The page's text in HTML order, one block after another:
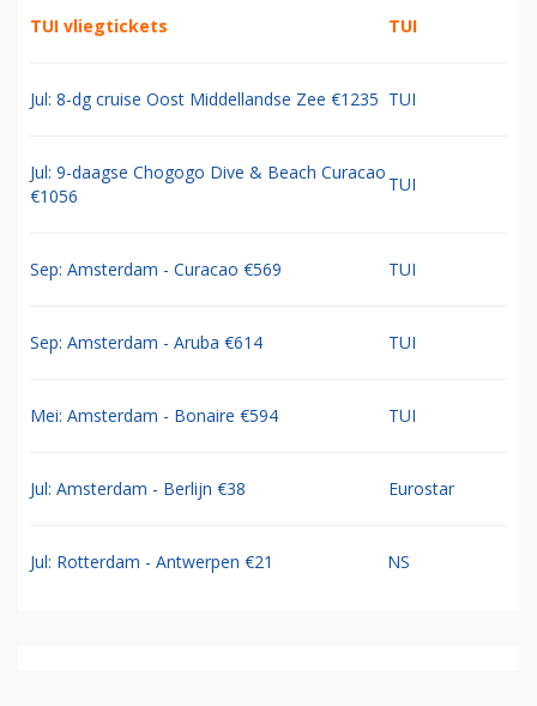
TUI vliegtickets TUI
Jul: 8-dg cruise Oost Middellandse Zee €1235 TUI
Jul: 9-daagse Chogogo Dive & Beach Curacao
€1056
TUI
Sep: Amsterdam - Curacao €569 TUI
Sep: Amsterdam - Aruba €614 TUI
Mei: Amsterdam - Bonaire €594 TUI
Jul: Amsterdam - Berlijn €38 Eurostar
Jul: Rotterdam - Antwerpen €21 NS